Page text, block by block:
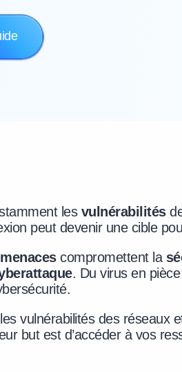
les vulnérabilités
peut devenir une cible
menacescompromettent la
. Du virus en
vulnérabilités des réseaux
but est d’accéder à vos